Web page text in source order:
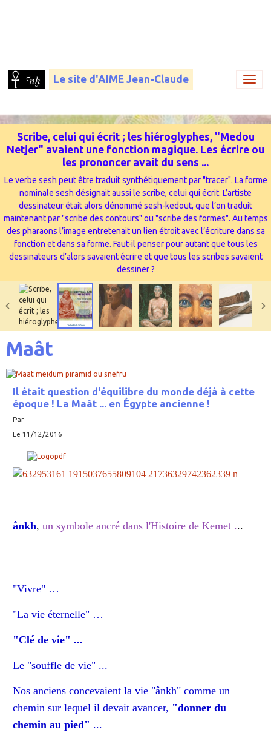
Le site d'AIME Jean-Claude
Scribe, celui qui écrit ; les hiéroglyphes, "Medou
Netjer" avaient une fonction magique. Les écrire ou
les prononcer avait du sens ...
Le verbe sesh peut être traduit synthétiquement par "tracer". La forme
nominale sesh désignait aussi le scribe, celui qui écrit. L’artiste
dessinateur était alors dénommé sesh-kedout, que l’on traduit
maintenant par "scribe des contours" ou "scribe des formes". Au temps
des pharaons l’image entretenait un lien étroit avec l’écriture dans sa
fonction et dans sa forme. Faut-il penser pour autant que tous les
dessinateurs d’alors savaient écrire et que tous les scribes savaient
dessiner ?
Maât
Il était question d'équilibre du monde déjà à cette
époque ! La Maât ... en Égypte ancienne !
Par
Le 11/12/2016
ânkh, un symbole ancré dans l'Histoire de Kemet ...
"Vivre" …
"La vie éternelle" …
"Clé de vie" ...
Le "souffle de vie" ...
Nos anciens concevaient la vie "ânkh" comme un
chemin sur lequel il devait avancer, "donner du
chemin au pied" ...